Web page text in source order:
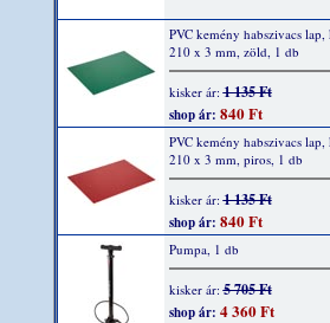
PVC kemény habszivacs
210 x 3 mm, zöld, 1 db
kisker ár:1 135 Ft
shop ár: 840 Ft
PVC kemény habszivacs
210 x 3 mm, piros, 1 db
kisker ár:1 135 Ft
shop ár: 840 Ft
Pumpa, 1 db
kisker ár:5 705 Ft
shop ár: 4 360 Ft